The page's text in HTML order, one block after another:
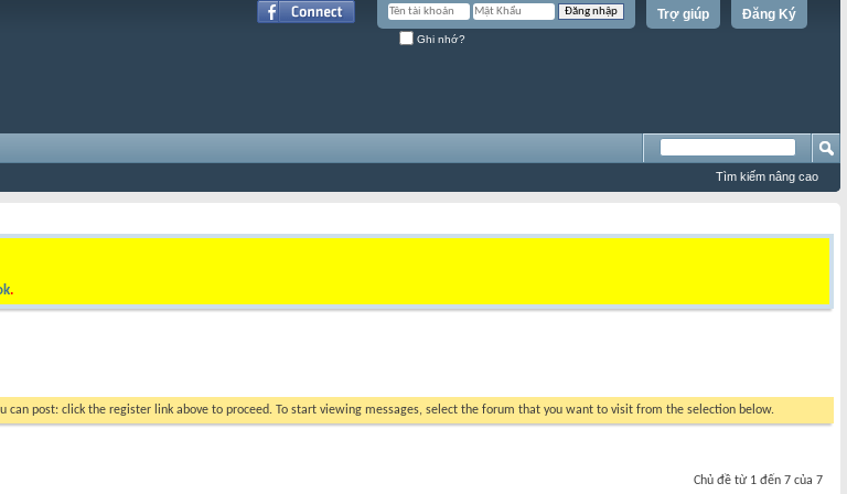
Đăng Ký
Trợ giúp
Ghi nhớ?
Tìm kiếm nâng cao
.
can post: click the register link above to proceed. To start viewing messages, select the forum that you want to visit from the selection below.
Chủ đề từ 1 đến 7 của 7